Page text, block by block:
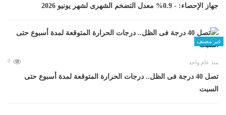
جهاز الإحصاء: - 0.9% معدل التضخم الشهرى لشهر يونيو 2026
غير مصنف
منذ عام واحد 0
تصل 40 درجة فى الظل.. درجات الحرارة المتوقعة لمدة أسبوع حتى
السبت